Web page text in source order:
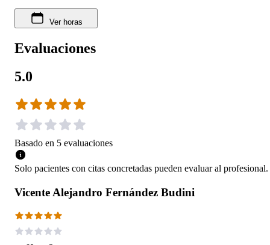
Ver horas
Evaluaciones
5.0
Basado en 5 evaluaciones
Solo pacientes con citas concretadas pueden evaluar al profesional.
Vicente Alejandro Fernández Budini